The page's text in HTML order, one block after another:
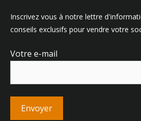
Inscrivez vous à notre lettre
conseils exclusifs pour vendre votre
Votre e-mail